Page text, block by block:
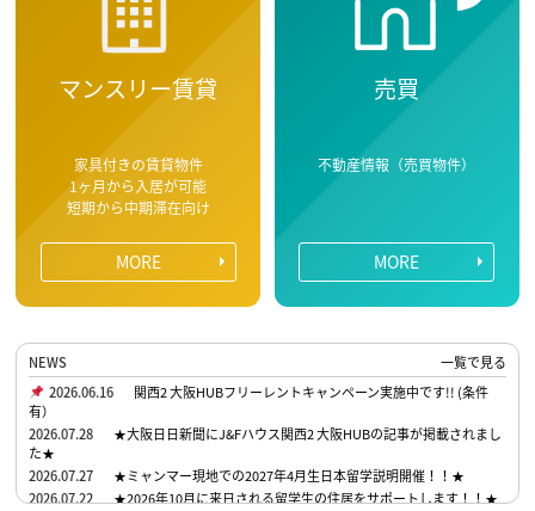
マンスリー賃貸
家具付きの賃貸物件
1ヶ月から入居が可能
短期から中期滞在向け
MORE
売買
不動産情報（売買物件）
MORE
NEWS
一覧で見る
2026.06.16
関西2 大阪HUBフリーレントキャンペーン実施中です!! (条件
有）
2026.07.28
★大阪日日新聞にJ&Fハウス関西2 大阪HUBの記事が掲載されまし
た★
2026.07.27
★ミャンマー現地での2027年4月生日本留学説明開催！！★
2026.07.22
★2026年10月に来日される留学生の住居をサポートします！！★